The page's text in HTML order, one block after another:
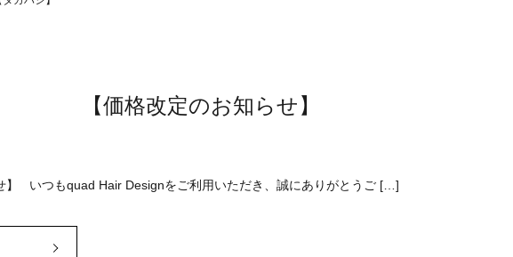
【価格改定のお知らせ】
】 いつもquad Hair Designをご利用いただき、誠にありがとうご […]